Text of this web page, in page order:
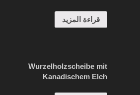
قراءة المزيد
Wurzelholzscheibe mit
Kanadischem Elch